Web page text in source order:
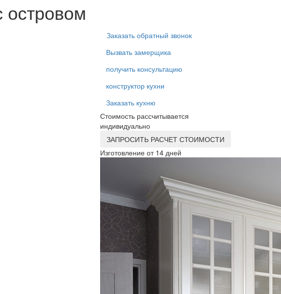
островом
Заказать обратный звонок
Вызвать замерщика
получить консультацию
конструктор кухни
Заказать кухню
Стоимость рассчитывается
индивидуально
ЗАПРОСИТЬ РАСЧЕТ СТОИМОСТИ
Изготовление от 14 дней